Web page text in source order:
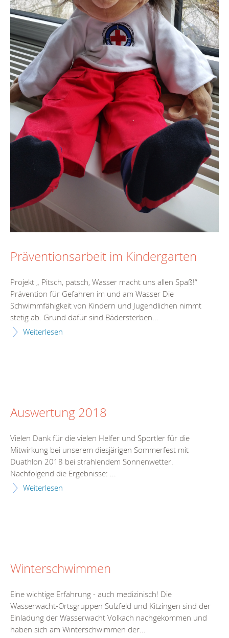
Präventionsarbeit im Kindergarten
Projekt „ Pitsch, patsch, Wasser macht uns allen Spaß!“
Prävention für Gefahren im und am Wasser Die
Schwimmfähigkeit von Kindern und Jugendlichen nimmt
stetig ab. Grund dafür sind Bädersterben...
Weiterlesen
Auswertung 2018
Vielen Dank für die vielen Helfer und Sportler für die
Mitwirkung bei unserem diesjärigen Sommerfest mit
Duathlon 2018 bei strahlendem Sonnenwetter.
Nachfolgend die Ergebnisse: ...
Weiterlesen
Winterschwimmen
Eine wichtige Erfahrung - auch medizinisch! Die
Wasserwacht-Ortsgruppen Sulzfeld und Kitzingen sind der
Einladung der Wasserwacht Volkach nachgekommen und
haben sich am Winterschwimmen der...